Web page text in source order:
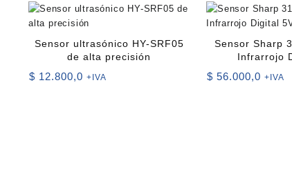
Sensor ultrasónico HY-SRF05
de alta precisión
$ 12.800,0 +IVA
Sensor Sharp
Infrarrojo
$ 56.000,0 +IVA